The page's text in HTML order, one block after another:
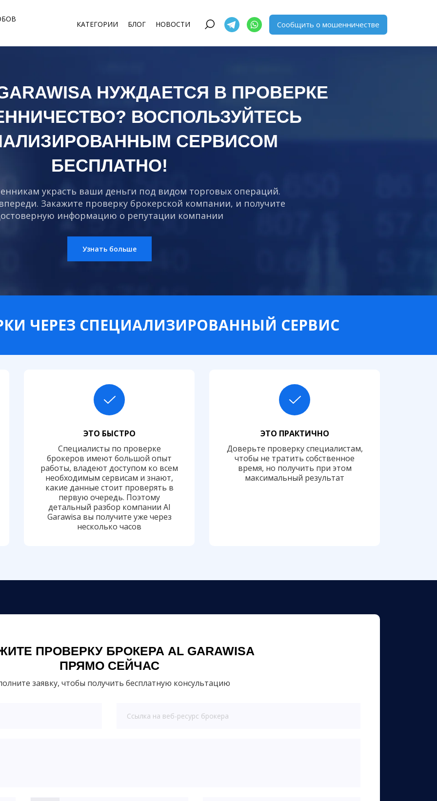
КАТЕГОРИИ БЛОГ НОВОСТИ Сообщить о мошенничестве
НУЖДАЕТСЯ В ПРОВЕРКЕ
ВОСПОЛЬЗУЙТЕСЬ
СЕРВИСОМ
БЕСПЛАТНО!
украсть ваши деньги под видом торговых операций.
Закажите проверку брокерской компании, и получите
информацию о репутации компании
Узнать больше
ЧЕРЕЗ СПЕЦИАЛИЗИРОВАННЫЙ СЕРВИС
ЭТО БЫСТРО
Специалисты по проверке
брокеров имеют большой опыт
работы, владеют доступом ко всем
необходимым сервисам и знают,
какие данные стоит проверять в
первую очередь. Поэтому
детальный разбор компании Al
Garawisa вы получите уже через
несколько часов
ЭТО ПРАКТИЧНО
Доверьте проверку специалистам,
чтобы не тратить собственное
время, но получить при этом
максимальный результат
ПРОВЕРКУ БРОКЕРА AL GARAWISA
ПРЯМО СЕЙЧАС
заявку, чтобы получить бесплатную консультацию